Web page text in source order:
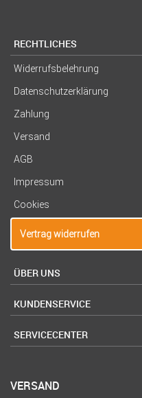
RECHTLICHES
Widerrufsbelehrung
Datenschutzerklärung
Zahlung
Versand
AGB
Impressum
Cookies
Vertrag widerrufen
ÜBER UNS
KUNDENSERVICE
SERVICECENTER
VERSAND